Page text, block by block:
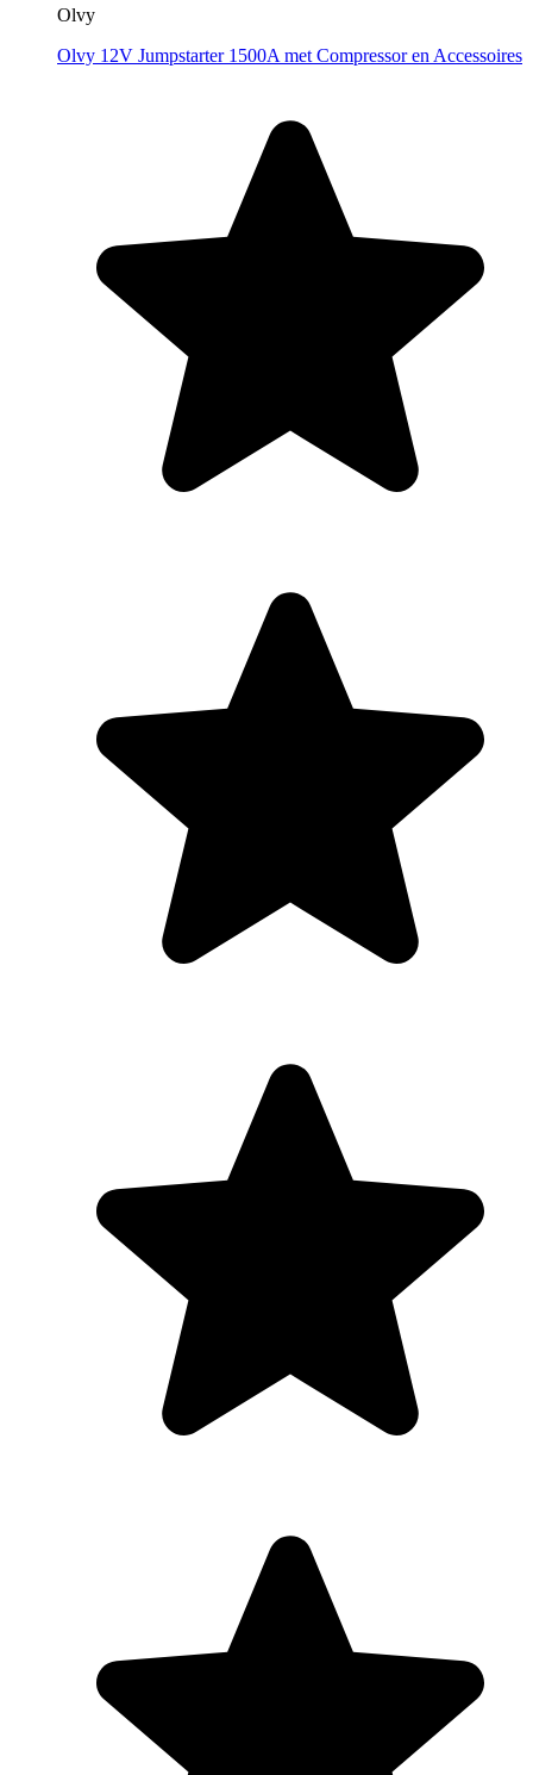
Olvy
Olvy 12V Jumpstarter 1500A met Compressor en Accessoires